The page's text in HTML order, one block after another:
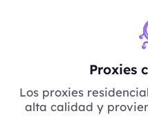
Proxies
Los proxies
alta calidad y